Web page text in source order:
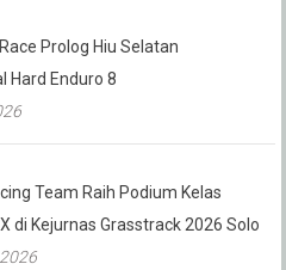
Prolog Hiu Selatan
Hard Enduro 8
Team Raih Podium Kelas
di Kejurnas Grasstrack 2026 Solo